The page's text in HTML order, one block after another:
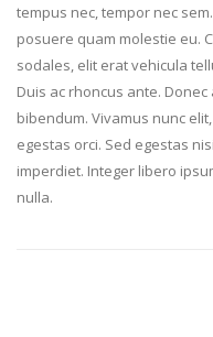
tempus nec, tempor nec
posuere quam molestie eu.
sodales, elit erat vehicula
Duis ac rhoncus ante.
bibendum. Vivamus nunc
egestas orci. Sed egestas
imperdiet. Integer libero
nulla.